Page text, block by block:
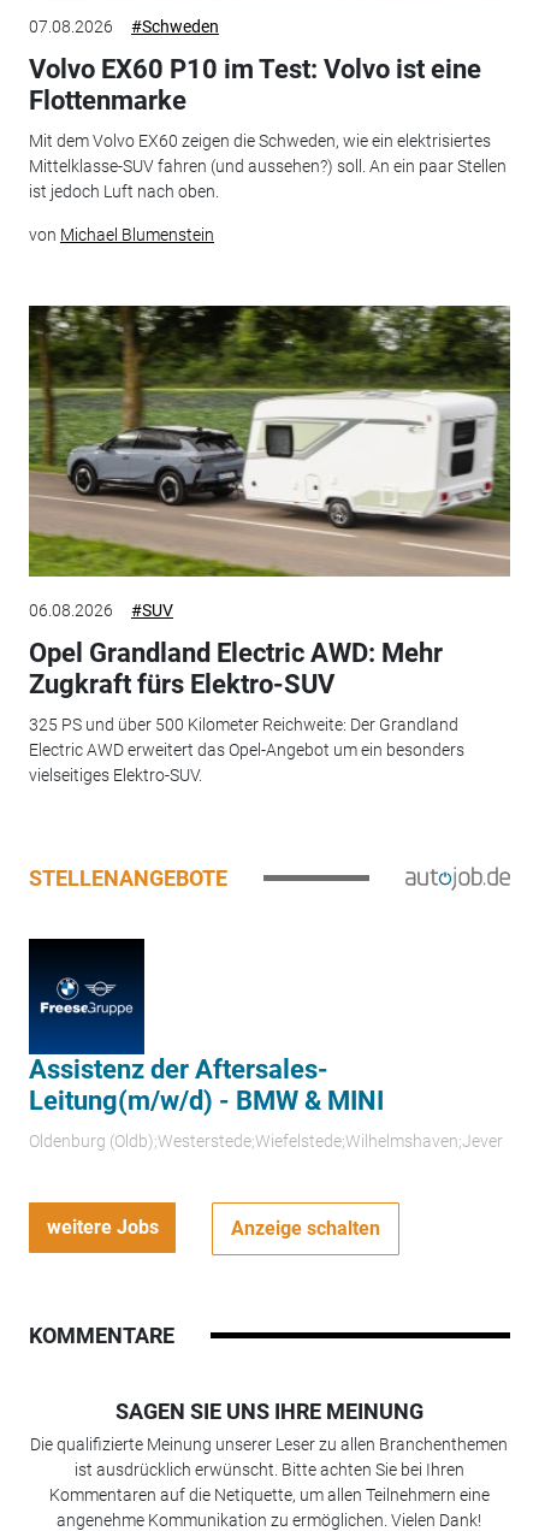
07.08.2026 #Schweden
Volvo EX60 P10 im Test: Volvo ist eine
Flottenmarke
Mit dem Volvo EX60 zeigen die Schweden, wie ein elektrisiertes
Mittelklasse-SUV fahren (und aussehen?) soll. An ein paar Stellen
ist jedoch Luft nach oben.
von Michael Blumenstein
06.08.2026 #SUV
Opel Grandland Electric AWD: Mehr
Zugkraft fürs Elektro-SUV
325 PS und über 500 Kilometer Reichweite: Der Grandland
Electric AWD erweitert das Opel-Angebot um ein besonders
vielseitiges Elektro-SUV.
STELLENANGEBOTE
Assistenz der Aftersales-
Leitung(m/w/d) - BMW & MINI
Oldenburg (Oldb);Westerstede;Wiefelstede;Wilhelmshaven;Jever
weitere Jobs Anzeige schalten
KOMMENTARE
SAGEN SIE UNS IHRE MEINUNG
Die qualifizierte Meinung unserer Leser zu allen Branchenthemen
ist ausdrücklich erwünscht. Bitte achten Sie bei Ihren
Kommentaren auf die Netiquette, um allen Teilnehmern eine
angenehme Kommunikation zu ermöglichen. Vielen Dank!